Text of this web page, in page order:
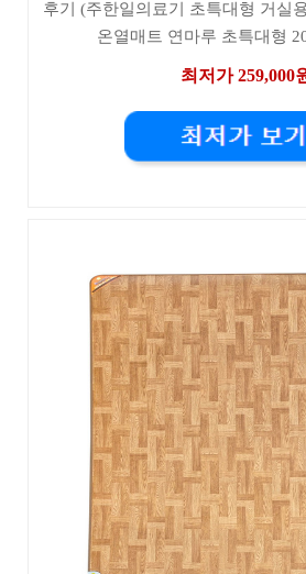
후기 (주한일의료기 초특대형 거실
온열매트 연마루 초특대형
최저가 259,000